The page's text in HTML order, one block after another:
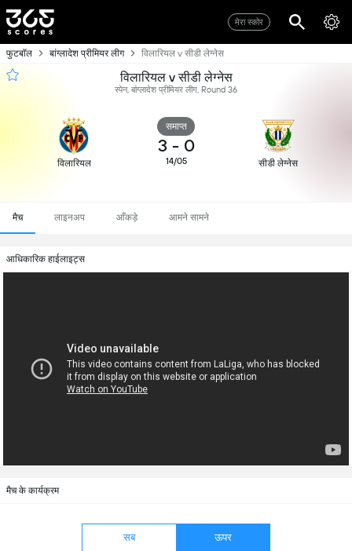
मेरा स्कोर
फुटबॉल बांग्लादेश प्रीमियर लीग विलारियल v सीडी लेग्नेस
विलारियल v सीडी लेग्नेस
स्पेन, बांग्लादेश प्रीमियर लीग, Round 36
विलारियल
समाप्त
3 - 0
14/05 सीडी लेग्नेस
मैच लाइनअप आँकड़े आमने सामने
आधिकारिक हाईलाइट्स
मैच के कार्यक्रम
सब ऊपर